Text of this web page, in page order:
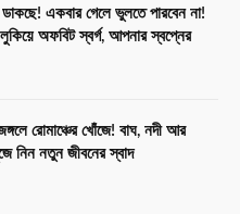
একবার গেলে ভুলতে পারবেন না!
অফবিট স্বর্গ, আপনার স্বপ্নের
রোমাঞ্চের খোঁজে! বাঘ, নদী আর
নিন নতুন জীবনের স্বাদ